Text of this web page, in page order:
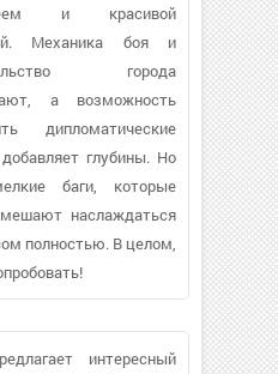
и красивой
Механика боя и
города
а возможность
дипломатические
глубины. Но
баги, которые
наслаждаться
полностью. В целом,
интересный